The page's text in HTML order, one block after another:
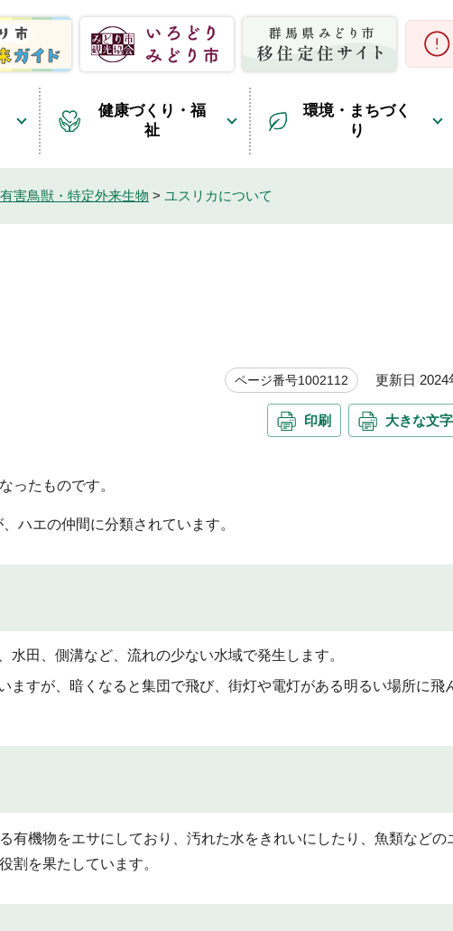
健康づくり・福
祉
環境・まちづく
り
有害鳥獣・特定外来生物 > ユスリカについて
ページ番号1002112 更新日 2024
印刷 大きな文
ったものです。
ハエの仲間に分類されています。
田、側溝など、流れの少ない水域で発生します。
ますが、暗くなると集団で飛び、街灯や電灯がある明るい場所に飛
有機物をエサにしており、汚れた水をきれいにしたり、魚類などの
割を果たしています。